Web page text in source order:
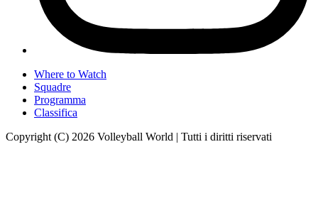
Where to Watch
Squadre
Programma
Classifica
Copyright (C) 2026 Volleyball World | Tutti i diritti riservati